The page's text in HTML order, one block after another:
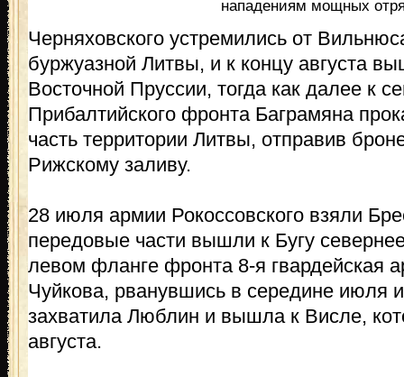
нападениям мощных
Черняховского устремились от
буржуазной Литвы, и к концу августа
Восточной Пруссии, тогда как далее к
Прибалтийского фронта Баграмяна
часть территории Литвы, отправив
Рижскому заливу.
28 июля армии Рокоссовского взяли
передовые части вышли к Бугу
левом фланге фронта 8-я гвардейская
Чуйкова, рванувшись в середине июля
захватила Люблин и вышла к Висле,
августа.